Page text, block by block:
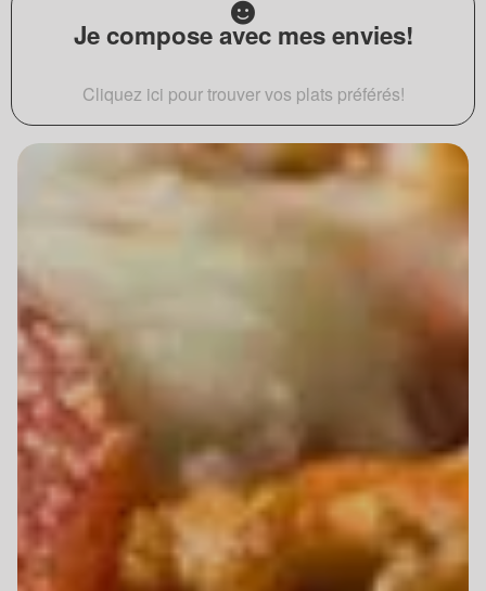
Je compose avec mes envies!
Cliquez ici pour trouver vos plats préférés!